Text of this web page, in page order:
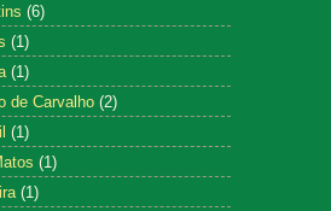
(6)
(1)
(1)
de Carvalho (2)
(1)
(1)
(1)